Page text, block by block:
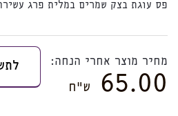
פס עוגת בצק שמרים במלית פרג
מחיר מוצר אחרי הנחה:
65.00 ש”ח